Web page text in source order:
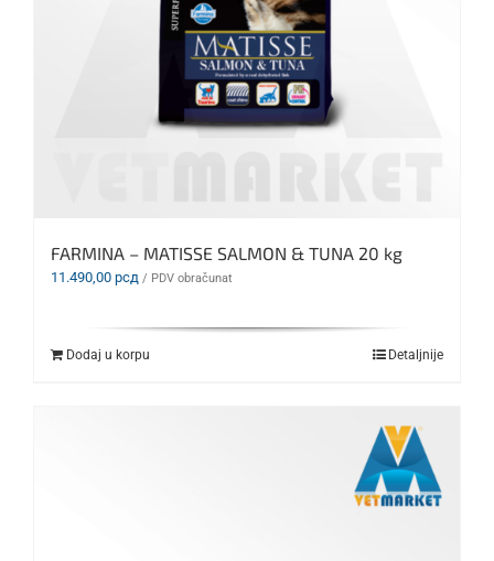
FARMINA – MATISSE SALMON & TUNA 20 kg
11.490,00 рсд / PDV obračunat
Dodaj u korpu Detaljnije